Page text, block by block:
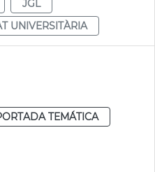
JGL
UNIVERSITÀRIA
TEMÁTICA